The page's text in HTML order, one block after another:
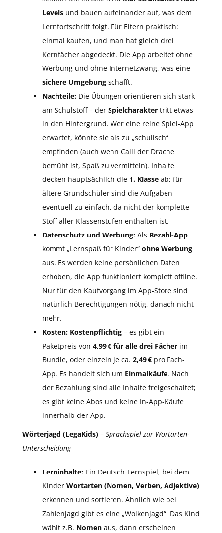
Levels und bauen aufeinander auf, was dem
Lernfortschritt folgt. Für Eltern praktisch:
einmal kaufen, und man hat gleich drei
Kernfächer abgedeckt. Die App arbeitet ohne
Werbung und ohne Internetzwang, was eine
sichere Umgebung schafft.
Nachteile: Die Übungen orientieren sich stark
am Schulstoff – der Spielcharakter tritt etwas
in den Hintergrund. Wer eine reine Spiel-App
erwartet, könnte sie als zu „schulisch“
empfinden (auch wenn Calli der Drache
bemüht ist, Spaß zu vermitteln). Inhalte
decken hauptsächlich die 1. Klasse ab; für
ältere Grundschüler sind die Aufgaben
eventuell zu einfach, da nicht der komplette
Stoff aller Klassenstufen enthalten ist.
Datenschutz und Werbung: Als Bezahl-App
kommt „Lernspaß für Kinder“ ohne Werbung
aus. Es werden keine persönlichen Daten
erhoben, die App funktioniert komplett offline.
Nur für den Kaufvorgang im App-Store sind
natürlich Berechtigungen nötig, danach nicht
mehr.
Kosten: Kostenpflichtig – es gibt ein
Paketpreis von 4,99 € für alle drei Fächer im
Bundle, oder einzeln je ca. 2,49 € pro Fach-
App. Es handelt sich um Einmalkäufe. Nach
der Bezahlung sind alle Inhalte freigeschaltet;
es gibt keine Abos und keine In-App-Käufe
innerhalb der App.
Wörterjagd (LegaKids) – Sprachspiel zur Wortarten-
Unterscheidung
Lerninhalte: Ein Deutsch-Lernspiel, bei dem
Kinder Wortarten (Nomen, Verben, Adjektive)
erkennen und sortieren. Ähnlich wie bei
Zahlenjagd gibt es eine „Wolkenjagd“: Das Kind
wählt z.B. Nomen aus, dann erscheinen